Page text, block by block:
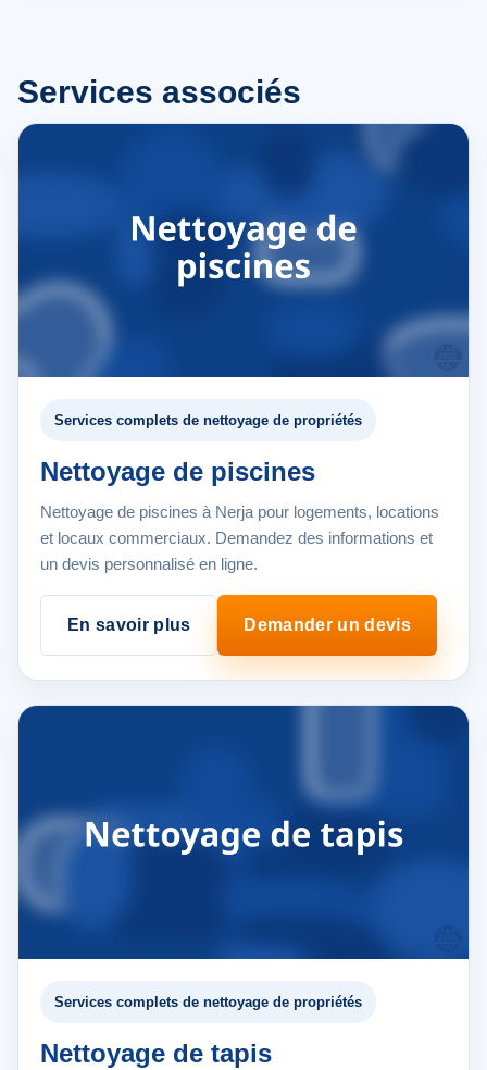
Services associés
Services complets de nettoyage de propriétés
Nettoyage de piscines
Nettoyage de piscines à Nerja pour logements, locations
et locaux commerciaux. Demandez des informations et
un devis personnalisé en ligne.
En savoir plus Demander un devis
Services complets de nettoyage de propriétés
Nettoyage de tapis